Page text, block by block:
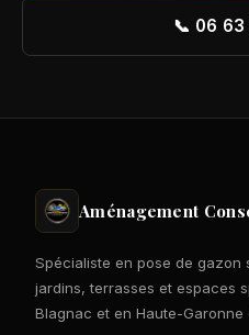
📞 06 63
Aménagement
Spécialiste en pose de gazon
jardins, terrasses et espaces
Blagnac et en Haute-Garonne